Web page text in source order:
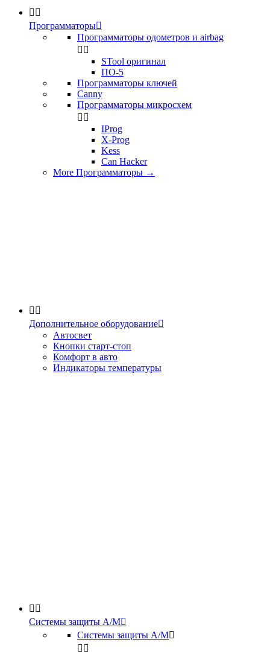
 
Программаторы
Программаторы одометров и airbag
 
STool оригинал
ПО-5
Программаторы ключей
Canny
Программаторы микросхем
 
IProg
X-Prog
Kess
Can Hacker
More Программаторы →
 
Дополнительное оборудование
Автосвет
Кнопки старт-стоп
Комфорт в авто
Индикаторы температуры
 
Системы защиты А/М
Системы защиты А/М
 